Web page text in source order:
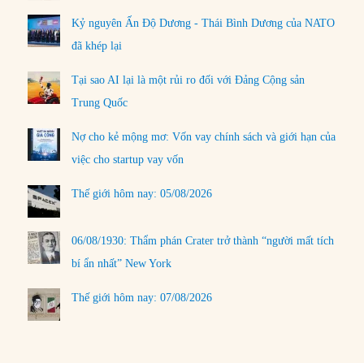
Kỷ nguyên Ấn Độ Dương - Thái Bình Dương của NATO
đã khép lại
Tại sao AI lại là một rủi ro đối với Đảng Cộng sản
Trung Quốc
Nợ cho kẻ mộng mơ: Vốn vay chính sách và giới hạn của
việc cho startup vay vốn
Thế giới hôm nay: 05/08/2026
06/08/1930: Thẩm phán Crater trở thành “người mất tích
bí ẩn nhất” New York
Thế giới hôm nay: 07/08/2026